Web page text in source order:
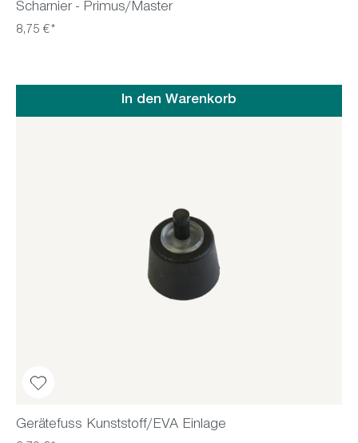
Scharnier - Primus/Master
8,75 €*
In den Warenkorb
Gerätefuss Kunststoff/EVA Einlage